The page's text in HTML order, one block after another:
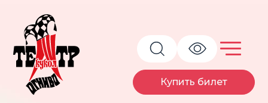
Купить билет